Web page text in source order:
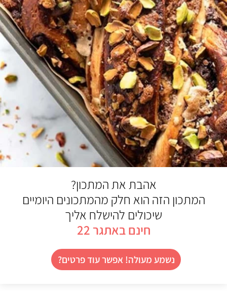
אהבת את המתכון?
המתכון הזה הוא חלק מהמתכונים היומיים
שיכולים להישלח אליך
חינם באתגר 22
נשמע מעולה! אפשר עוד פרטים?